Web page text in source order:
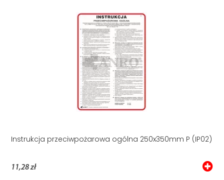
Instrukcja przeciwpożarowa ogólna 250x350mm P (IP02)
11,28 zł